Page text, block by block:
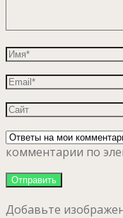
комментарии по
Добавьте